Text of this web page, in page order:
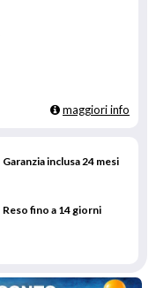
maggiori info
Garanzia inclusa 24 mesi
Reso fino a 14 giorni